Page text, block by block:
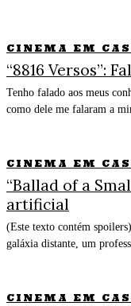
CINEMA EM
“8816 Versos”:
Tenho falado aos meus
como dele me falaram a
CINEMA EM
“Ballad of a
artificial
(Este texto contém
galáxia distante, um
CINEMA EM